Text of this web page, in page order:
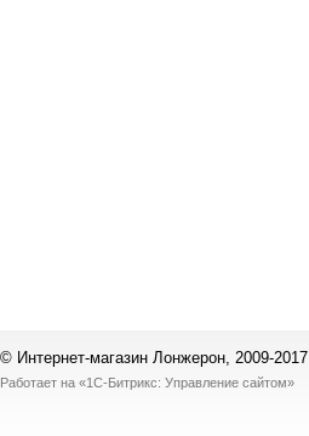
© Интернет-магазин Лонжерон, 2009-2017
Работает на «1С-Битрикс: Управление сайтом»